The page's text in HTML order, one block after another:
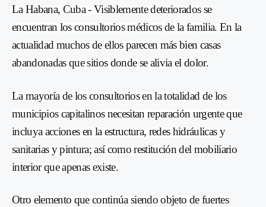
La Habana, Cuba - Visiblemente deteriorados se
encuentran los consultorios médicos de la familia. En la
actualidad muchos de ellos parecen más bien casas
abandonadas que sitios donde se alivia el dolor.
La mayoría de los consultorios en la totalidad de los
municipios capitalinos necesitan reparación urgente que
incluya acciones en la estructura, redes hidráulicas y
sanitarias y pintura; así como restitución del mobiliario
interior que apenas existe.
Otro elemento que continúa siendo objeto de fuertes